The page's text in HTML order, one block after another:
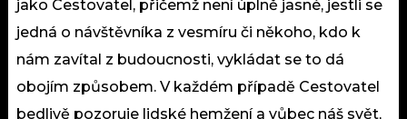
jako Cestovatel, přičemž není úplně jasné, jestli se
jedná o návštěvníka z vesmíru či někoho, kdo k
nám zavítal z budoucnosti, vykládat se to dá
obojím způsobem. V každém případě Cestovatel
bedlivě pozoruje lidské hemžení a vůbec náš svět,